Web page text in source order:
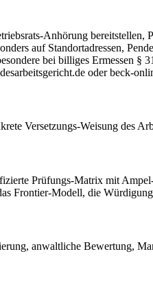
Anhörung
auf Standortadressen,
bei billiges Ermessen §
oder beck-
Versetzungs-Weisung des
Prüfungs-Matrix mit
Frontier-Modell, die
anwaltliche Bewertung,